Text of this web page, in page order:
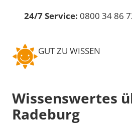
24/7 Service: 0800 34 86
GUT ZU WISSEN
Wissenswertes
Radeburg